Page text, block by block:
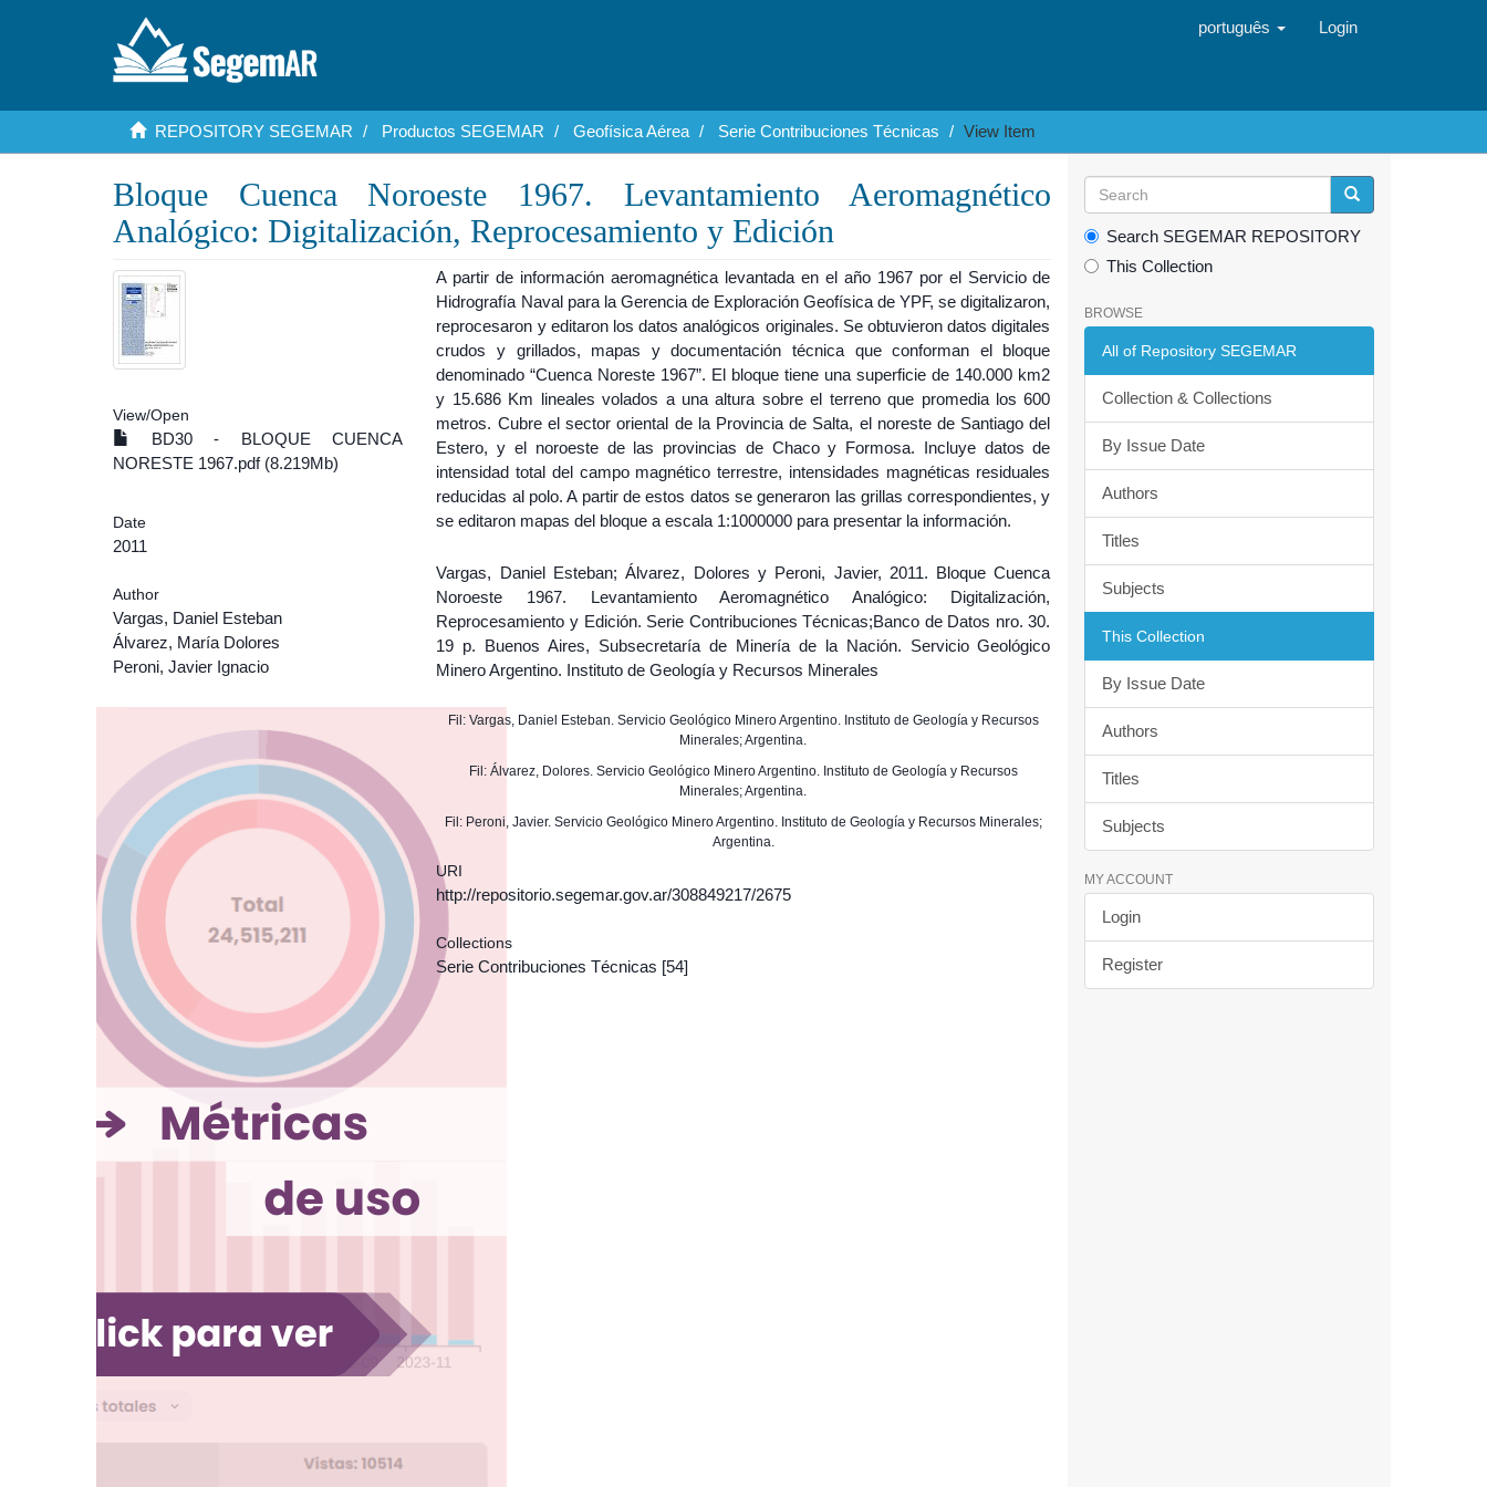
português Login
REPOSITORY SEGEMAR Productos SEGEMAR Geofísica Aérea Serie Contribuciones Técnicas View Item
Bloque Cuenca Noroeste 1967. Levantamiento Aeromagnético
Analógico: Digitalización, Reprocesamiento y Edición
View/Open
BD30 - BLOQUE CUENCA
NORESTE 1967.pdf (8.219Mb)
Date
2011
Author
Vargas, Daniel Esteban
Álvarez, María Dolores
Peroni, Javier Ignacio
A partir de información aeromagnética levantada en el año 1967 por el Servicio de
Hidrografía Naval para la Gerencia de Exploración Geofísica de YPF, se digitalizaron,
reprocesaron y editaron los datos analógicos originales. Se obtuvieron datos digitales
crudos y grillados, mapas y documentación técnica que conforman el bloque
denominado “Cuenca Noreste 1967”. El bloque tiene una superficie de 140.000 km2
y 15.686 Km lineales volados a una altura sobre el terreno que promedia los 600
metros. Cubre el sector oriental de la Provincia de Salta, el noreste de Santiago del
Estero, y el noroeste de las provincias de Chaco y Formosa. Incluye datos de
intensidad total del campo magnético terrestre, intensidades magnéticas residuales
reducidas al polo. A partir de estos datos se generaron las grillas correspondientes, y
se editaron mapas del bloque a escala 1:1000000 para presentar la información.
Vargas, Daniel Esteban; Álvarez, Dolores y Peroni, Javier, 2011. Bloque Cuenca
Noroeste 1967. Levantamiento Aeromagnético Analógico: Digitalización,
Reprocesamiento y Edición. Serie Contribuciones Técnicas;Banco de Datos nro. 30.
19 p. Buenos Aires, Subsecretaría de Minería de la Nación. Servicio Geológico
Minero Argentino. Instituto de Geología y Recursos Minerales
Fil: Vargas, Daniel Esteban. Servicio Geológico Minero Argentino. Instituto de Geología y Recursos
Minerales; Argentina.
Fil: Álvarez, Dolores. Servicio Geológico Minero Argentino. Instituto de Geología y Recursos
Minerales; Argentina.
Fil: Peroni, Javier. Servicio Geológico Minero Argentino. Instituto de Geología y Recursos Minerales;
Argentina.
URI
http://repositorio.segemar.gov.ar/308849217/2675
Collections
Serie Contribuciones Técnicas [54]
Search SEGEMAR REPOSITORY
This Collection
BROWSE
All of Repository SEGEMAR
Collection & Collections
By Issue Date
Authors
Titles
Subjects
This Collection
By Issue Date
Authors
Titles
Subjects
MY ACCOUNT
Login
Register